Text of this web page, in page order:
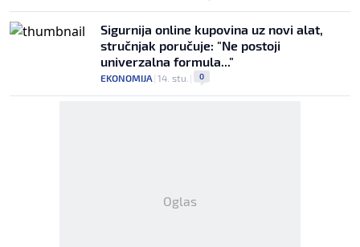
Sigurnija online kupovina uz novi alat,
stručnjak poručuje: "Ne postoji
univerzalna formula..."
EKONOMIJA| 14. stu. | 0
Oglas